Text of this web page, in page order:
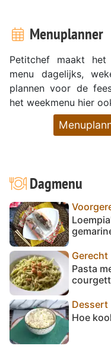
Menuplanner
Petitchef maakt
menu dagelijks,
plannen voor de
het weekmenu hier
Dagmenu
Gerecht
Pasta
Dessert
Hoe